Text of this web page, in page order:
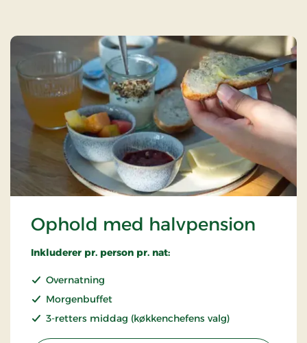
Ophold med halvpension
Inkluderer pr. person pr. nat:
Overnatning
Morgenbuffet
3-retters middag (køkkenchefens valg)